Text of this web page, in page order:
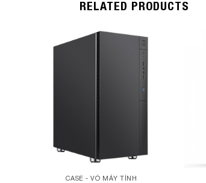
RELATED PRODUCTS
Add to
Wishlist
CASE - VỎ MÁY TÍNH